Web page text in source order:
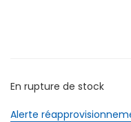
En rupture de stock
Alerte